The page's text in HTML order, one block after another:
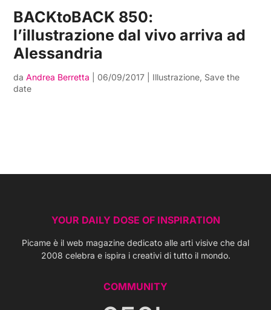
BACKtoBACK 850:
l’illustrazione dal vivo arriva ad
Alessandria
daAndrea Berretta 06/09/2017 Illustrazione, Save the
date
YOUR DAILY DOSE OF INSPIRATION
Picame è il web magazine dedicato alle arti visive che dal
2008 celebra e ispira i creativi di tutto il mondo.
COMMUNITY